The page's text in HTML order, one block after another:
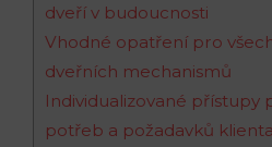
dveří v budoucnosti
Vhodné opatření pro
dveřních mechanismů
Individualizované přístupy
potřeb a požadavků klienta